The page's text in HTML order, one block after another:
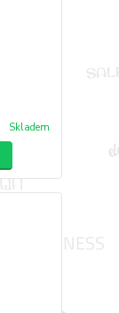
Skladem